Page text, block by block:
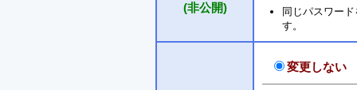
(非公開)
同じパスワー
す。
変更しない